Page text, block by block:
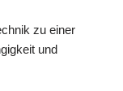
zu einer
und